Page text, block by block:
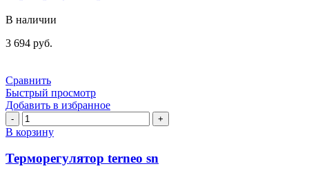
В наличии
3 694 руб.
Сравнить
Быстрый просмотр
Добавить в избранное
Количество
товара
Терморегулятор
terneo
sn
В корзину
Терморегулятор terneo sn